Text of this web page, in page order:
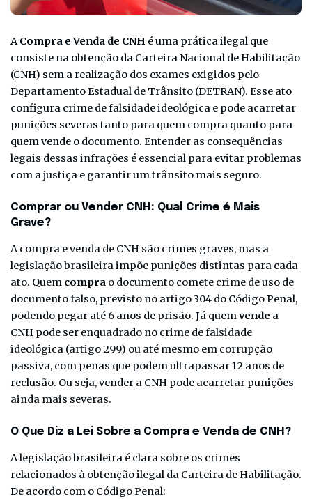
ACompra e Venda de CNH é uma prática ilegal que
consiste na obtenção da Carteira Nacional de Habilitação
(CNH) sem a realização dos exames exigidos pelo
Departamento Estadual de Trânsito (DETRAN). Esse ato
configura crime de falsidade ideológica e pode acarretar
punições severas tanto para quem compra quanto para
quem vende o documento. Entender as consequências
legais dessas infrações é essencial para evitar problemas
com a justiça e garantir um trânsito mais seguro.
Comprar ou Vender CNH: Qual Crime é Mais
Grave?
A compra e venda de CNH são crimes graves, mas a
legislação brasileira impõe punições distintas para cada
ato. Quem compra o documento comete crime de uso de
documento falso, previsto no artigo 304 do Código Penal,
podendo pegar até 6 anos de prisão. Já quemvende a
CNH pode ser enquadrado no crime de falsidade
ideológica (artigo 299) ou até mesmo em corrupção
passiva, com penas que podem ultrapassar 12 anos de
reclusão. Ou seja, vender a CNH pode acarretar punições
ainda mais severas.
O Que Diz a Lei Sobre a Compra e Venda de CNH?
A legislação brasileira é clara sobre os crimes
relacionados à obtenção ilegal da Carteira de Habilitação.
De acordo com o Código Penal: